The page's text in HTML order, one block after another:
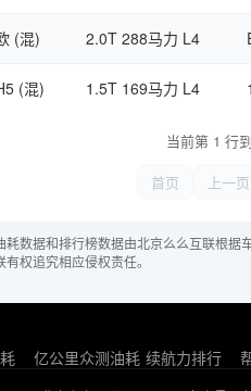
(混) 2.0T 288马力 L4
(混) 1.5T 169马力 L4
当前第 1 行
首页
上一页
数据和排行榜数据由北京么么互联根
权追究相应侵权责任。
亿公里众测油耗 续航力排行